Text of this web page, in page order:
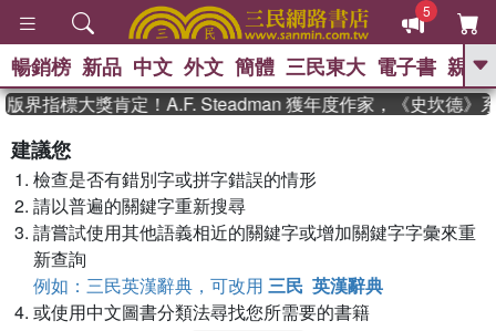
5
GO
史是一群喵 、
獎 臺灣漫遊錄
登輝時代 、 數學女孩：黎曼猜想 、
暢銷榜 新品 中文 外文 簡體 三民東大 電子書 親子
界指標大獎肯定！A.F. Steadman 獲年度作家，《史坎德》
建議您
檢查是否有錯別字或拼字錯誤的情形
請以普遍的關鍵字重新搜尋
請嘗試使用其他語義相近的關鍵字或增加關鍵字字彙來重
新查詢
例如：三民英漢辭典，可改用 三民 英漢辭典
或使用中文圖書分類法尋找您所需要的書籍